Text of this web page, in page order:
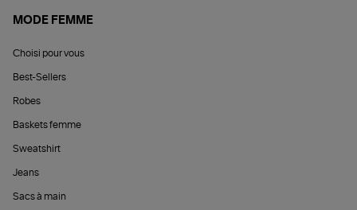
MODE FEMME
Choisi pour vous
Best-Sellers
Robes
Baskets femme
Sweatshirt
Jeans
Sacs à main